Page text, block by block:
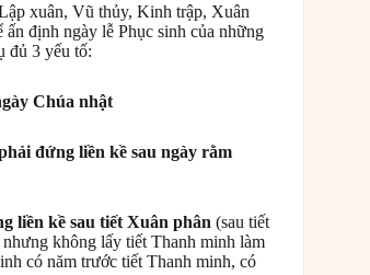
xuân, Vũ thủy, Kinh trập, Xuân
định ngày lễ Phục sinh của những
đủ 3 yếu tố:
Chúa nhật
đứng liền kề sau ngày rằm
kề sau tiết Xuân phân(sau tiết
không lấy tiết Thanh minh làm
có năm trước tiết Thanh minh, có